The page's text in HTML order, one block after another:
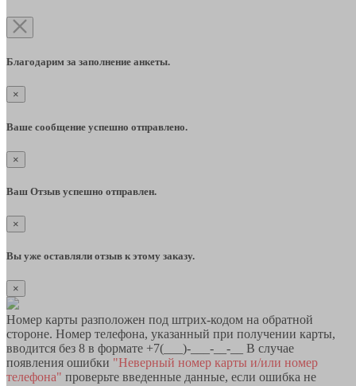
Благодарим за заполнение анкеты.
×
Ваше сообщение успешно отправлено.
×
Ваш Отзыв успешно отправлен.
×
Вы уже оставляли отзыв к этому заказу.
×
Номер карты разположен под штрих-кодом на обратной
стороне. Номер телефона, указанный при получении карты,
вводится без 8 в формате +7(___)-___-__-__ В случае
появления ошибки "Неверный номер карты и/или номер
телефона" проверьте введенные данные, если ошибка не